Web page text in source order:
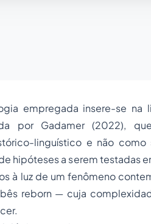
empregada insere-se na
por Gadamer (2022),
linguístico e não
hipóteses a serem testadas
à luz de um fenômeno
reborn — cuja